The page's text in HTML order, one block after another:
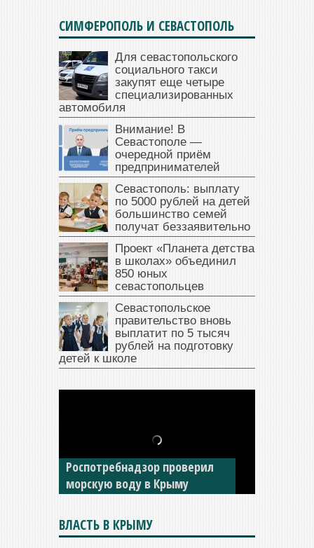
СИМФЕРОПОЛЬ И СЕВАСТОПОЛЬ
Для севастопольского
социального такси
закупят еще четыре
специализированных
автомобиля
Внимание! В
Севастополе —
очередной приём
предпринимателей
Севастополь: выплату
по 5000 рублей на детей
большинство семей
получат беззаявительно
Проект «Планета детства
в школах» объединил
850 юных
севастопольцев
Севастопольское
правительство вновь
выплатит по 5 тысяч
рублей на подготовку
детей к школе
Роспотребнадзор проверил
морскую воду в Крыму
В Крыму у жителя Саки
изъяли автомобиль —
накопил долги по штрафам
ГИБДД
ВЛАСТЬ В КРЫМУ